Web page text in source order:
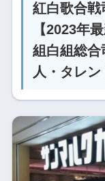
紅白歌合戦
【2023年
組白組総合
人・タレン